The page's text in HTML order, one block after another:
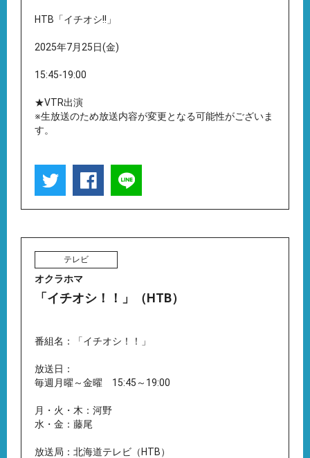
HTB「イチオシ!!」
2025年7月25日(金)
15:45-19:00
★VTR出演
※生放送のため放送内容が変更となる可能性がございま
す。
テレビ
オクラホマ
「イチオシ！！」（HTB）
番組名：「イチオシ！！」
放送日：
毎週月曜～金曜 15:45～19:00
月・火・木：河野
水・金：藤尾
放送局：北海道テレビ（HTB）